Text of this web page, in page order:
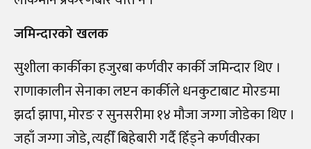
जमिन्दारको खलक
सुशीला कार्कीका हजुरबा कर्णवीर कार्की जमिन्दार थिए ।
राणाकालीन सेनाका लप्टन कार्कीले धनकुटाबाट मोरङमा
झर्दा झापा, मोरङ र सुनसरीमा १४ मौजा जग्गा जोडेका थिए ।
जहाँ जग्गा जोडे, त्यहीँ बिहेबारी गर्दै हिँड्ने कर्णवीरका